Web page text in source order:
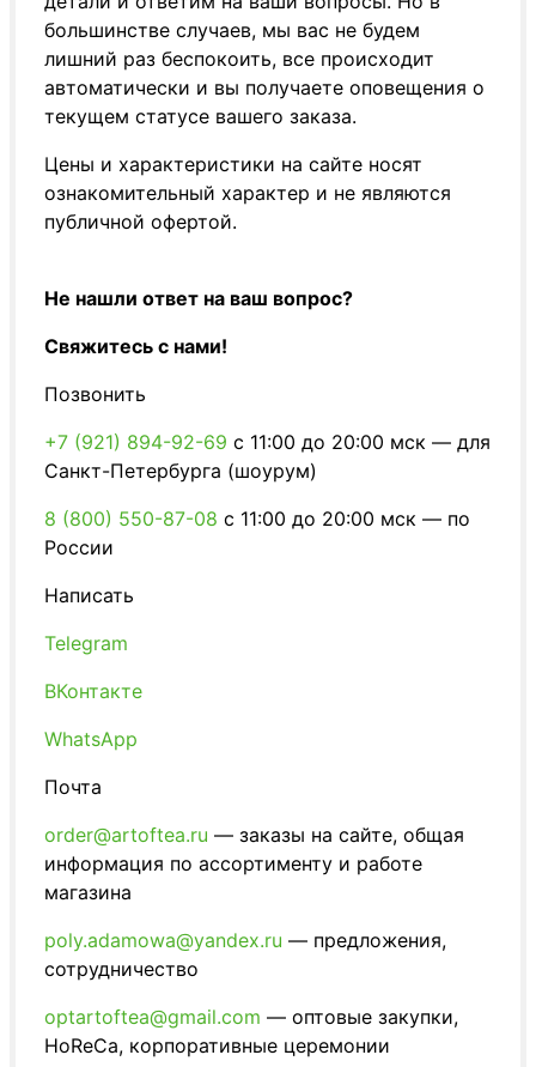
большинстве случаев, мы вас не будем
лишний раз беспокоить, все происходит
автоматически и вы получаете оповещения о
текущем статусе вашего заказа.
Цены и характеристики на сайте носят
ознакомительный характер и не являются
публичной офертой.
Не нашли ответ на ваш вопрос?
Свяжитесь с нами!
Позвонить
+7 (921) 894-92-69 c 11:00 до 20:00 мск — для
Санкт-Петербурга (шоурум)
8 (800) 550-87-08 c 11:00 до 20:00 мск — по
России
Написать
Telegram
ВКонтакте
WhatsApp
Почта
order@artoftea.ru — заказы на сайте, общая
информация по ассортименту и работе
магазина
poly.adamowa@yandex.ru — предложения,
сотрудничество
optartoftea@gmail.com — оптовые закупки,
HoReCa, корпоративные церемонии